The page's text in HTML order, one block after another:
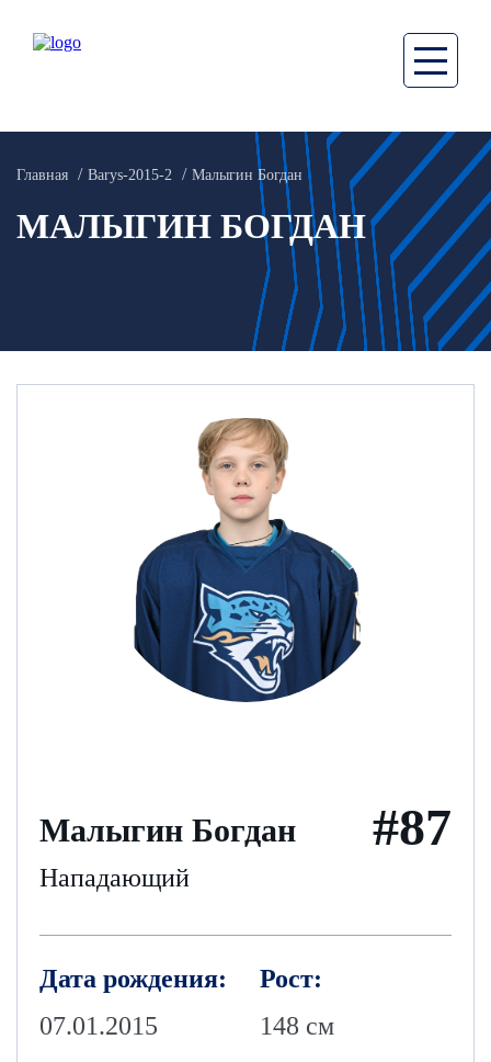
Главная Barys-2015-2 Малыгин Богдан
МАЛЫГИН БОГДАН
Малыгин Богдан
Нападающий
#87
Дата рождения:
07.01.2015
Рост:
148 см